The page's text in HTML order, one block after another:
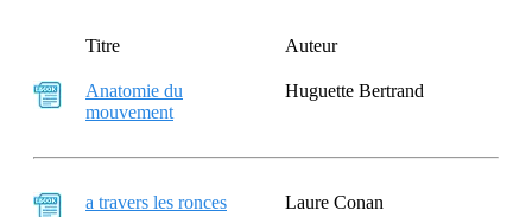
Titre Auteur
Anatomie du
mouvement
Huguette Bertrand
a travers les ronces Laure Conan